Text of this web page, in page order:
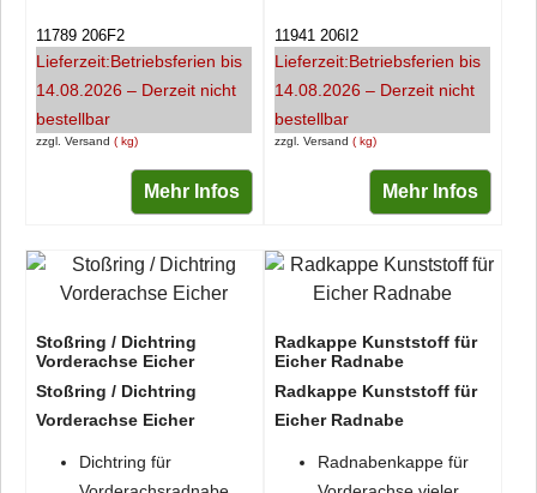
zzgl. Versand kg
11789 206F2
Lieferzeit:Betriebsferien bis
14.08.2026 – Derzeit nicht
bestellbar
Mehr Infos
zzgl. Versand kg
11941 206I2
Lieferzeit:Betriebsferien bis
14.08.2026 – Derzeit nicht
bestellbar
Mehr Infos
Stoßring / Dichtring
Vorderachse Eicher
Stoßring / Dichtring
Vorderachse Eicher
Dichtring für
Radkappe Kunststoff für
Eicher Radnabe
Radkappe Kunststoff für
Eicher Radnabe
Radnabenkappe für